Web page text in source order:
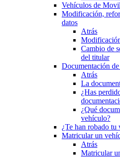
Vehículos de
Modificación,
datos
Atrás
Cambio de
del titular
Documentación
Atrás
La
¿Has
¿Qué
vehículo?
¿Te han robado tu
Matricular un
Atrás
Matricular